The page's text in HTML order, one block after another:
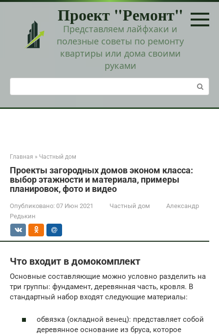
Перейти
Проект "Ремонт"
Представляем лайфхаки и
полезные советы по ремонту
квартиры или дома своими
руками
Поиск:
Главная » Частный дом
Проекты загородных домов эконом класса:
выбор этажности и материала, примеры
планировок, фото и видео
Опубликовано: 07 Июн 2021 Частный дом
Александр
Редькин
Что входит в домокомплект
Основные составляющие можно условно разделить на
три группы: фундамент, деревянная часть, кровля. В
стандартный набор входят следующие материалы:
обвязка (окладной венец): представляет собой
деревянное основание из бруса, которое